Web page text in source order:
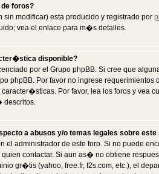
foros?
sin modificar) esta producido y registrado por
vea el enlace para m�s detalles.
disponible?
por el Grupo phpBB. Si cree que
phpBB. Por favor no ingrese
Por favor, lea los foros y vea
descritos.
a abusos y/o temas legales sobre este
el administrador de este foro. Si no puede
quien contactar. Si aun as� no obtiene
gr�tis (yahoo, free.fr, f2s.com, etc.), el